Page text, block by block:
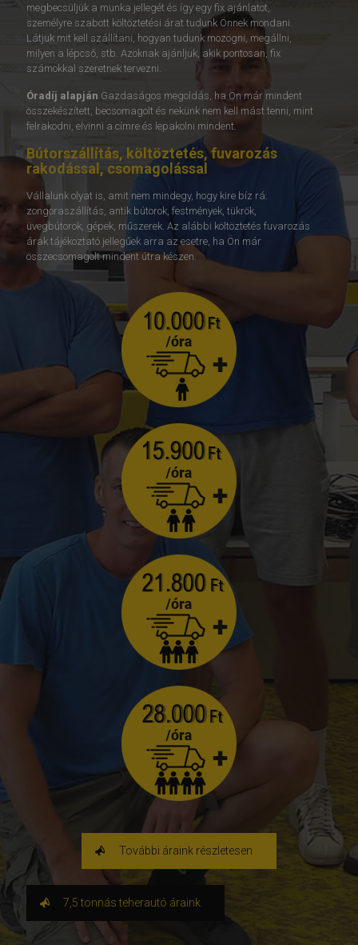
megbecsüljük a munka jellegét és így egy fix ajánlatot,
személyre szabott költöztetési árat tudunk Önnek mondani.
Látjuk mit kell szállítani, hogyan tudunk mozogni, megállni,
milyen a lépcső, stb. Azoknak ajánljuk, akik pontosan, fix
számokkal szeretnek tervezni.
Óradíj alapján Gazdaságos megoldás, ha Ön már mindent
összekészített, becsomagolt és nekünk nem kell mást tenni, mint
felrakodni, elvinni a címre és lepakolni mindent.
Bútorszállítás, költöztetés, fuvarozás
rakodással, csomagolással
Vállalunk olyat is, amit nem mindegy, hogy kire bíz rá:
zongoraszállítás, antik bútorok, festmények, tükrök,
üvegbútorok, gépek, műszerek. Az alábbi költöztetés fuvarozás
árak tájékoztató jellegűek arra az esetre, ha Ön már
összecsomagolt mindent útra készen.
További áraink részletesen
7,5 tonnás teherautó áraink